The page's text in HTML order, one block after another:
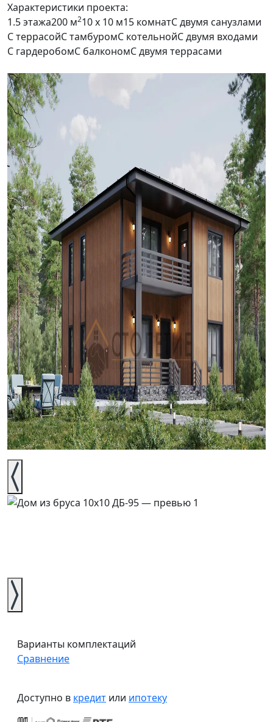
Характеристики проекта:
1.5 этажа200 м210 x 10 м15 комнатС двумя санузлами
С террасойС тамбуромС котельнойС двумя входами
С гардеробомС балкономС двумя террасами
Варианты комплектаций
Сравнение
Доступно в кредит или ипотеку